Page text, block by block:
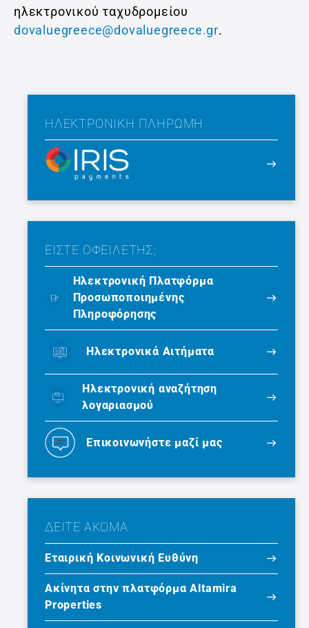
ηλεκτρονικού ταχυδρομείου
dovaluegreece@dovaluegreece.gr.
ΗΛΕΚΤΡΟΝΙΚΉ ΠΛΗΡΩΜΉ
ΕΙΣΤΕ ΟΦΕΙΛΕΤΗΣ;
Ηλεκτρονική Πλατφόρμα
Προσωποποιημένης
Πληροφόρησης
Ηλεκτρονικά Αιτήματα
Ηλεκτρονική αναζήτηση
λογαριασμού
Επικοινωνήστε μαζί μας
ΔΕΙΤΕ ΑΚΟΜΑ
Εταιρική Κοινωνική Ευθύνη
Ακίνητα στην πλατφόρμα Altamira
Properties